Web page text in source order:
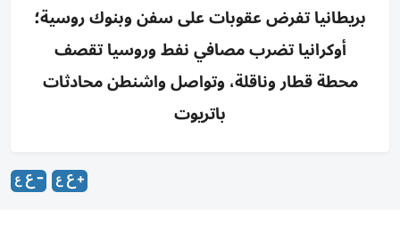
بريطانيا تفرض عقوبات على سفن وبنوك روسية؛
أوكرانيا تضرب مصافي نفط وروسيا تقصف
محطة قطار وناقلة، وتواصل واشنطن محادثات
باتريوت